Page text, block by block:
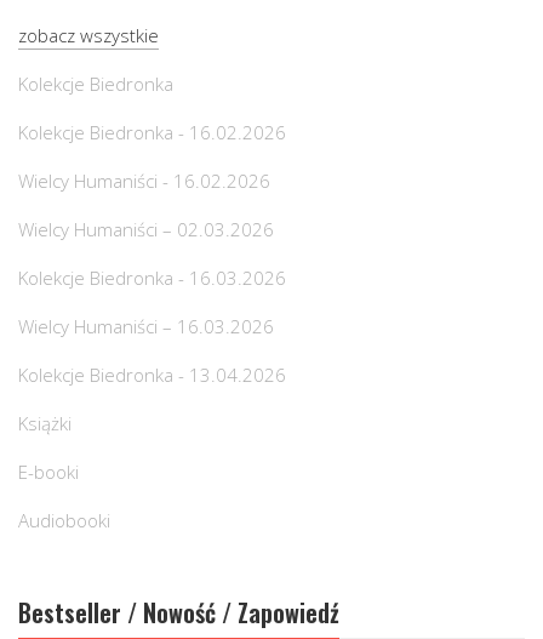
zobacz wszystkie
Kolekcje Biedronka
Kolekcje Biedronka - 16.02.2026
Wielcy Humaniści - 16.02.2026
Wielcy Humaniści – 02.03.2026
Kolekcje Biedronka - 16.03.2026
Wielcy Humaniści – 16.03.2026
Kolekcje Biedronka - 13.04.2026
Książki
E-booki
Audiobooki
Bestseller / Nowość / Zapowiedź